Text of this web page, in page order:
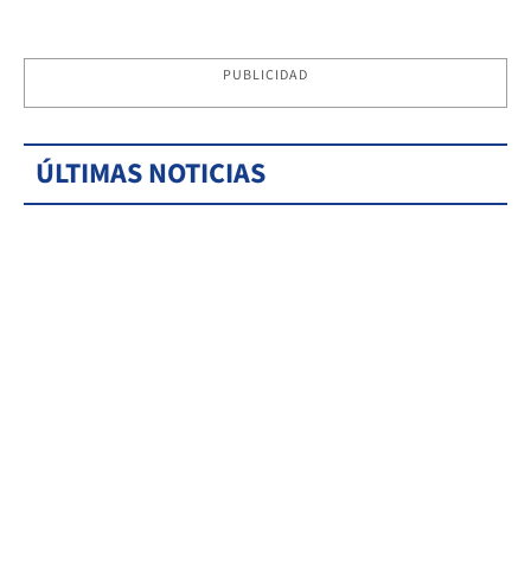
PUBLICIDAD
ÚLTIMAS NOTICIAS